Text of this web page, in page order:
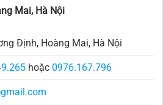
Mai, Hà Nội
Định, Hoàng Mai, Hà Nội
hoặc 0976.167.796